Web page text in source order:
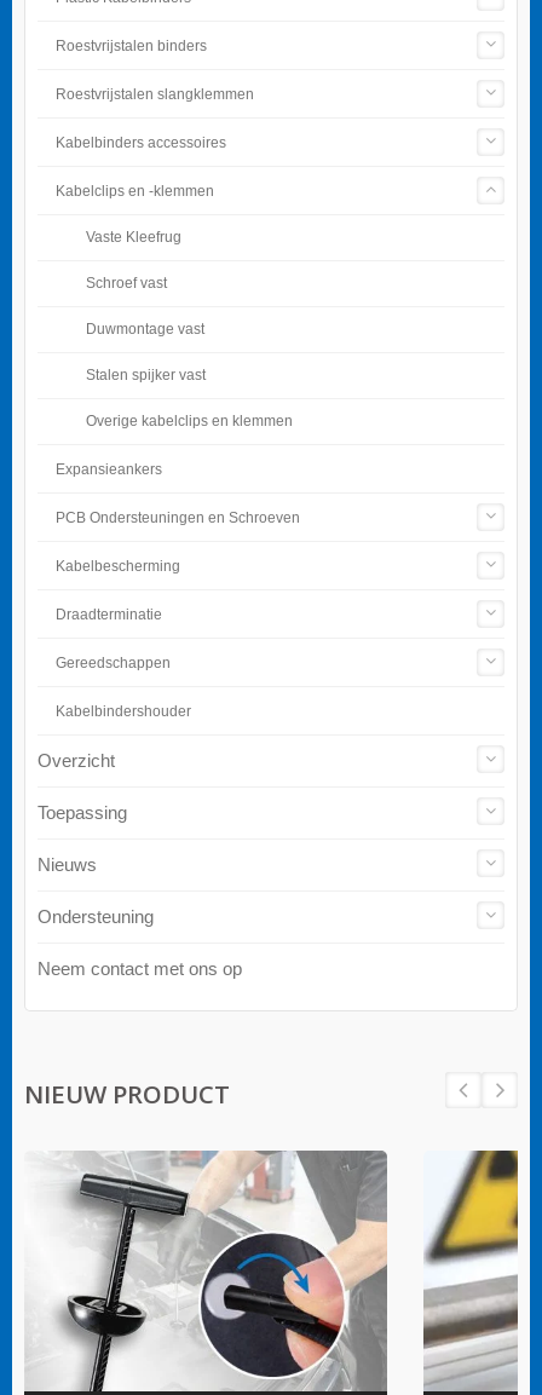
Roestvrijstalen binders
Roestvrijstalen slangklemmen
Kabelbinders accessoires
Kabelclips en -klemmen
Vaste Kleefrug
Schroef vast
Duwmontage vast
Stalen spijker vast
Overige kabelclips en klemmen
Expansieankers
PCB Ondersteuningen en Schroeven
Kabelbescherming
Draadterminatie
Gereedschappen
Kabelbindershouder
Overzicht
Toepassing
Nieuws
Ondersteuning
Neem contact met ons op
NIEUW PRODUCT